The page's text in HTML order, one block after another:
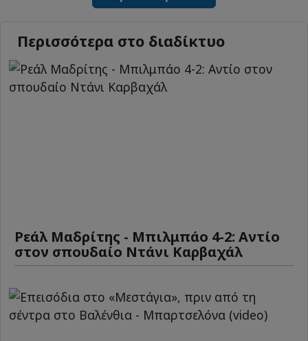
Περισσότερα στο διαδίκτυο
Ρεάλ Μαδρίτης - Μπιλμπάο 4-2: Αντίο
στον σπουδαίο Ντάνι Καρβαχάλ